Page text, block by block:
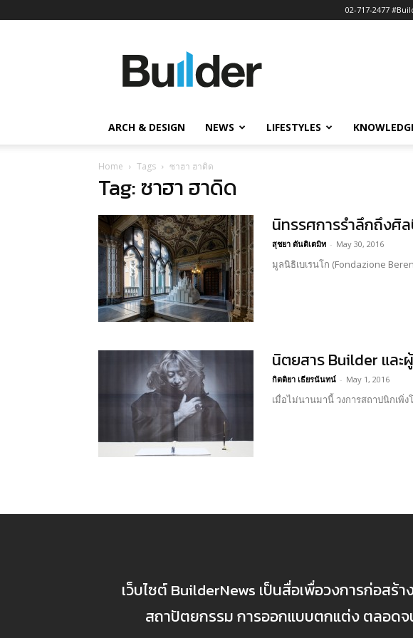
02-717-2477
ข่าว
ก่อสร้าง
ARCH & DESIGN NEWS LIFESTYLES
Home Tags ซาฮา ฮาดิด
Tag: ซาฮา ฮาดิด
นิทรรศการรำลึกถึงศิ
สุชยา ตันติเตมิท - May 30, 2016
มูลนิธิเบเรนโก (Fondazione
นิตยสาร Builder และ
กิตติยา เธียรนันทน์ - May 1, 2016
เมื่อไม่นานมานี้ วงการสถาปนิกเพิ่
เว็บไซต์ BuilderNews เป็นสื่อเพื่อวงการก่อส
สถาปัตยกรรม การออกแบบตกแต่ง ตลอดจ